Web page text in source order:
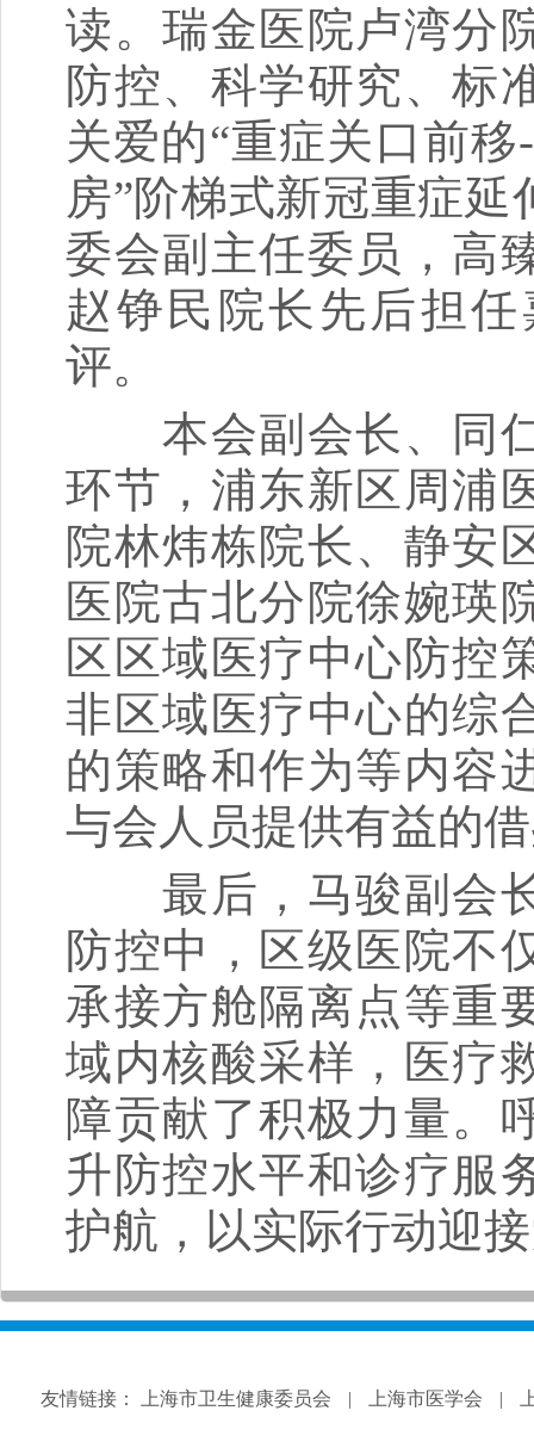
读。瑞金医院卢湾分
防控、科学研究、标
关爱的“重症关口前
房”阶梯式新冠重症
委会副主任委员，高
赵铮民院长先后担
评。
本会副会长、同仁
环节，浦东新区周浦
院林炜栋院长、静安
医院古北分院徐婉瑛
区区域医疗中心防控
非区域医疗中心的综
的策略和作为等内容
与会人员提供有益的
最后，马骏副会长
防控中，区级医院不
承接方舱隔离点等重
域内核酸采样，医疗
障贡献了积极力量。
升防控水平和诊疗服
护航，以实际行动迎